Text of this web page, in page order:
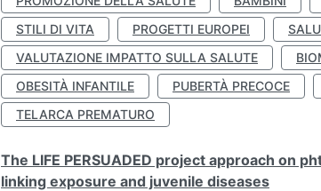
STILI DI VITA
PROGETTI EUROPEI
VALUTAZIONE IMPATTO SULLA SALUTE
OBESITÀ INFANTILE
PUBERTÀ PRECOCE
TELARCA PREMATURO
The LIFE PERSUADED project approach on
linking exposure and juvenile diseases